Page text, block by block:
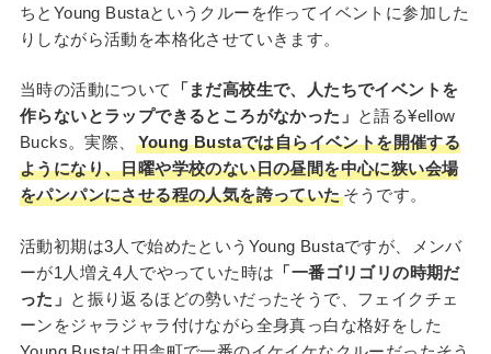
ちとYoung Bustaというクルーを作ってイベントに参加した
りしながら活動を本格化させていきます。
当時の活動について
「まだ高校生で、人たちでイベントを
作らないとラップできるところがなかった」 と語る¥ellow
Bucks。実際、
Young Bustaでは自らイベントを開催する
ようになり、日曜や学校のない日の昼間を中心に狭い会場
をパンパンにさせる程の人気を誇っていたそうです。
活動初期は3人で始めたというYoung Bustaですが、メンバ
ーが1人増え4人でやっていた時は 「一番ゴリゴリの時期だ
った」 と振り返るほどの勢いだったそうで、フェイクチェ
ーンをジャラジャラ付けながら全身真っ白な格好をした